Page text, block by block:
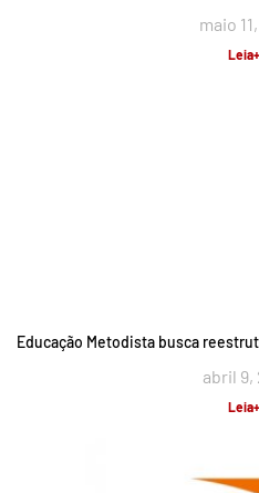
maio
Educação Metodista busca
abril 9,